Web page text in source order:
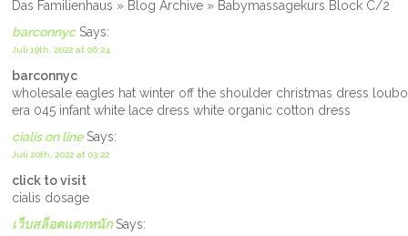
Das Familienhaus » Blog Archive » Babymassagekurs Block C/2
barconnycSays:
Juli 19th, 2022 at 06:24
barconnyc
wholesale eagles hat winter off the shoulder christmas dress
era 045 infant white lace dress white organic cotton dress
cialis on lineSays:
Juli 20th, 2022 at 03:22
click to visit
cialis dosage
เว็บสล็อตแตกหนักSays: